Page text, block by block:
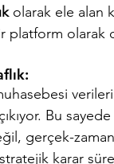
olarak ele alan
platform olarak
Bu
gerçek-
karar